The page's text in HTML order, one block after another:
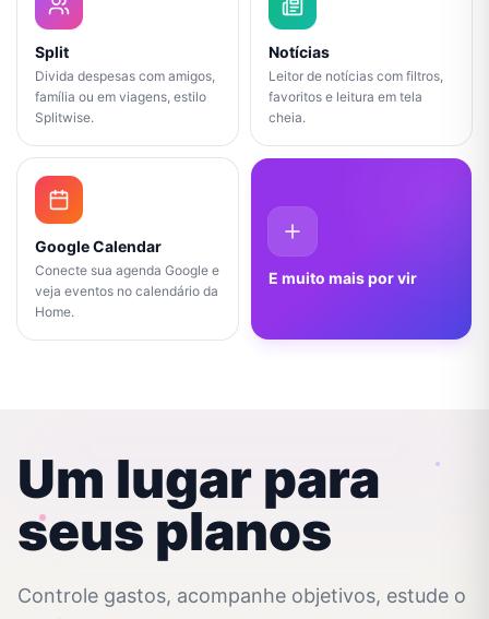
Split
Divida despesas com amigos,
família ou em viagens, estilo
Splitwise.
Notícias
Leitor de notícias com filtros,
favoritos e leitura em tela
cheia.
Google Calendar
Conecte sua agenda Google e
veja eventos no calendário da
Home.
E muito mais por vir
Um lugar para
seus planos
Controle gastos, acompanhe objetivos, estude o